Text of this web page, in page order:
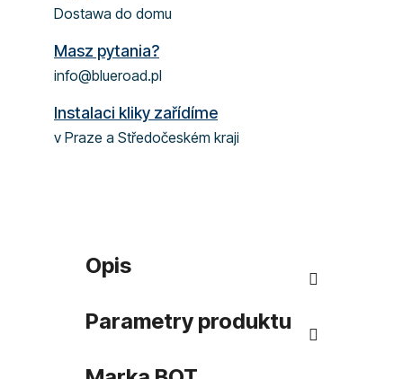
Dostawa do domu
Masz pytania?
info@blueroad.pl
Instalaci kliky zařídíme
v Praze a Středočeském kraji
Opis
Parametry produktu